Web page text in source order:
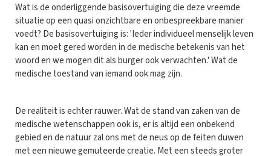
Wat is de onderliggende basisovertuiging die deze vreemde
situatie op een quasi onzichtbare en onbespreekbare manier
voedt? De basisovertuiging is: 'Ieder individueel menselijk leven
kan en moet gered worden in de medische betekenis van het
woord en we mogen dit als burger ook verwachten.' Wat de
medische toestand van iemand ook mag zijn.
De realiteit is echter rauwer. Wat de stand van zaken van de
medische wetenschappen ook is, er is altijd een onbekend
gebied en de natuur zal ons met de neus op de feiten duwen
met een nieuwe gemuteerde creatie. Met een steeds groter